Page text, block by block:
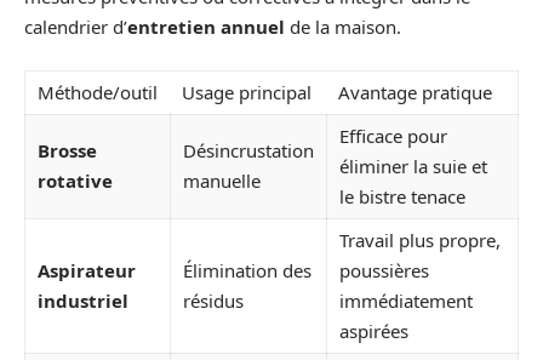
calendrier d’entretien annuel de la maison.
Méthode/outil Usage principal Avantage pratique
Brosse
rotative
Désincrustation
manuelle
Efficace pour
éliminer la suie et
le bistre tenace
Aspirateur
industriel
Élimination des
résidus
Travail plus propre,
poussières
immédiatement
aspirées